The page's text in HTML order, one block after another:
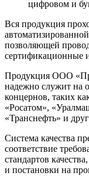
цифровом и
Вся продукция
позволяющей
сертификационные
Продукция ООО
надежно служит на
концернов, таких
«Росатом»,
«Транснефть» и
Система качества
соответствие
стандартов
и постановки на